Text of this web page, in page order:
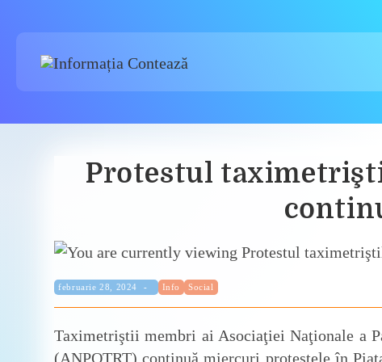
Protestul
Publicat:
februarie 28, 2024 Categorie:
Info Social
Taximetriştii membri ai Asociaţiei Naţionale a
(ANPOTRT) continuă miercuri protestele în